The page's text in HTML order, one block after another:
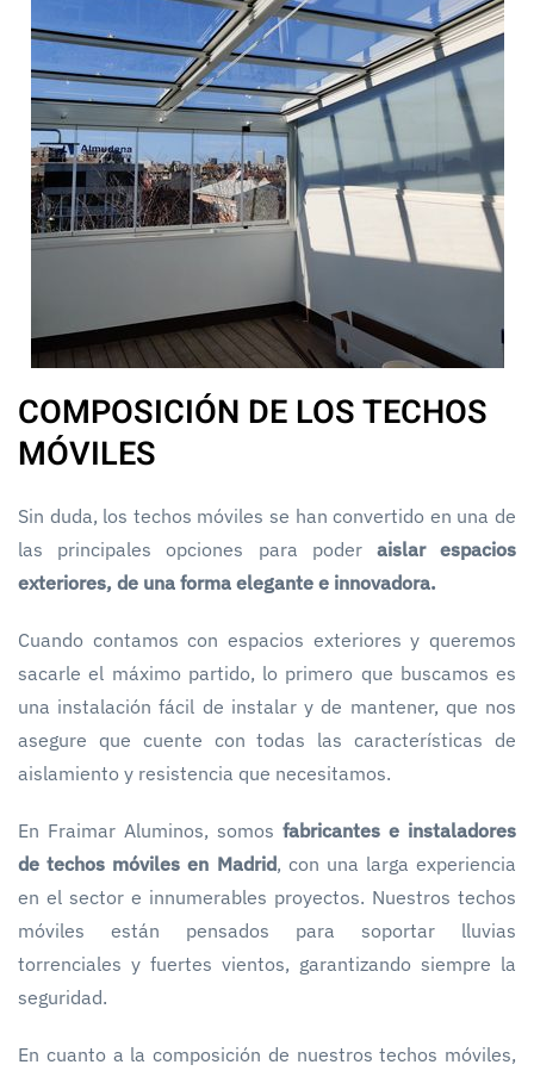
COMPOSICIÓN DE LOS TECHOS
MÓVILES
Sin duda, los techos móviles se han convertido en una de
las principales opciones para poderaislar espacios
exteriores, de una forma elegante e innovadora.
Cuando contamos con espacios exteriores y queremos
sacarle el máximo partido, lo primero que buscamos es
una instalación fácil de instalar y de mantener, que nos
asegure que cuente con todas las características de
aislamiento y resistencia que necesitamos.
En Fraimar Aluminos, somos fabricantes e instaladores
de techos móviles en Madrid, con una larga experiencia
en el sector e innumerables proyectos. Nuestros techos
móviles están pensados para soportar lluvias
torrenciales y fuertes vientos, garantizando siempre la
seguridad.
En cuanto a la composición de nuestros techos móviles,